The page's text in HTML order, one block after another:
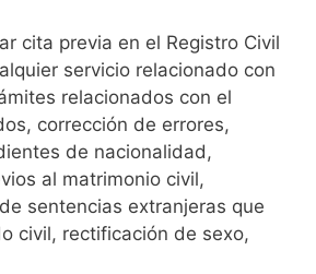
cita previa en el Registro Civil
servicio relacionado con
relacionados con el
corrección de errores,
de nacionalidad,
al matrimonio civil,
sentencias extranjeras que
civil, rectificación de sexo,